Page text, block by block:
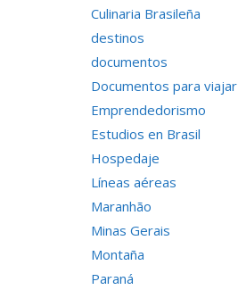
Culinaria Brasileña
destinos
documentos
Documentos para viajar
Emprendedorismo
Estudios en Brasil
Hospedaje
Líneas aéreas
Maranhão
Minas Gerais
Montaña
Paraná